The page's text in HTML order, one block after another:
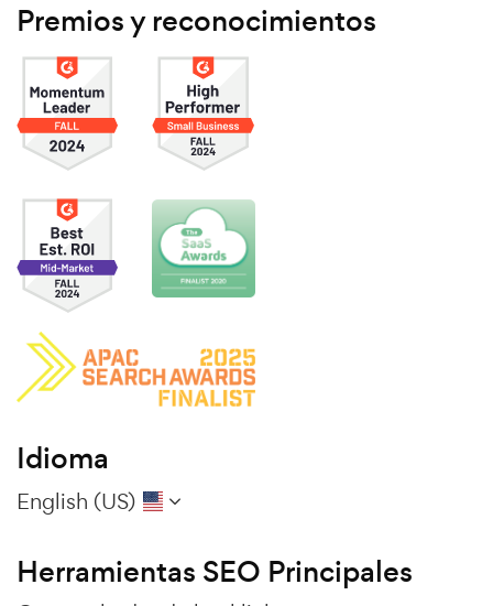
Premios y reconocimientos
Idioma
English (US)
Herramientas SEO Principales